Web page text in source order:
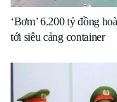
‘Bơm’ 6.200 tỷ đồng
tới siêu cảng container